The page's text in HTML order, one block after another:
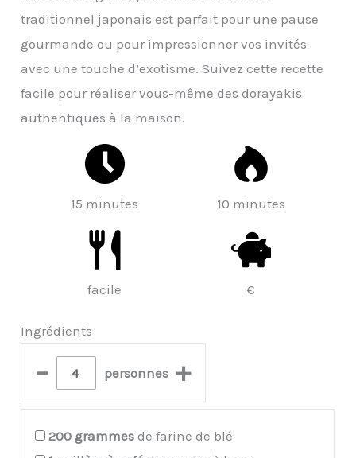
traditionnel japonais est parfait pour une pause
gourmande ou pour impressionner vos invités
avec une touche d’exotisme. Suivez cette recette
facile pour réaliser vous-même des dorayakis
authentiques à la maison.
15 minutes 10 minutes
facile €
Ingrédients
– personnes +
200 grammes de farine de blé